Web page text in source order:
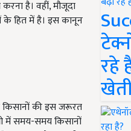
है। वहीं, मौजूदा
के हित में है। इस कानून
की इस जरूरत
में समय-समय किसानों
रहे